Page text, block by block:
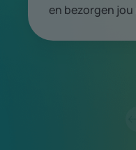
en bezorgen